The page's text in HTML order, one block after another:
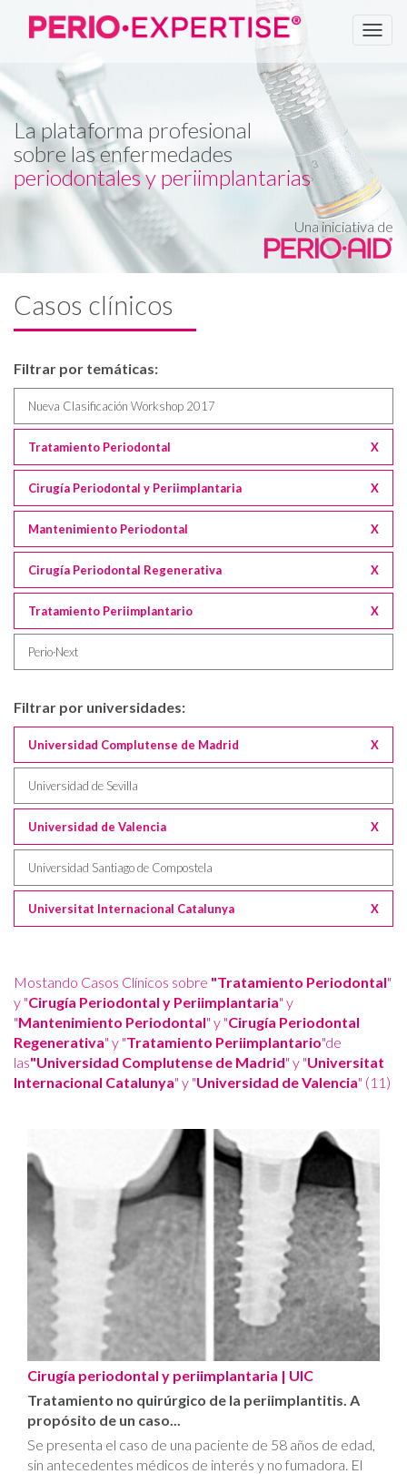
La plataforma profesional
sobre las enfermedades
periodontales y periimplantarias
Una iniciativa de
Casos clínicos
Filtrar por temáticas:
Nueva Clasificación Workshop 2017
Tratamiento Periodontal X
Cirugía Periodontal y Periimplantaria X
Mantenimiento Periodontal X
Cirugía Periodontal Regenerativa X
Tratamiento Periimplantario X
Perio·Next
Filtrar por universidades:
Universidad Complutense de Madrid X
Universidad de Sevilla
Universidad de Valencia X
Universidad Santiago de Compostela
Universitat Internacional Catalunya X
Mostando Casos Clínicos sobre "Tratamiento Periodontal"
y "Cirugía Periodontal y Periimplantaria" y
"Mantenimiento Periodontal" y "Cirugía Periodontal
Regenerativa" y "Tratamiento Periimplantario"de
las"Universidad Complutense de Madrid" y "Universitat
Internacional Catalunya" y "Universidad de Valencia" (11)
Cirugía periodontal y periimplantaria | UIC
Tratamiento no quirúrgico de la periimplantitis. A
propósito de un caso...
Se presenta el caso de una paciente de 58 años de edad,
sin antecedentes médicos de interés y no fumadora. El